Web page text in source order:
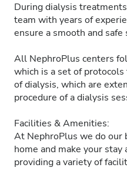
During dialysis
team with years of
ensure a smooth and safe
All NephroPlus centers
which is a set of
of dialysis, which are
procedure of a dialysis
Facilities & Amenities:
At NephroPlus we do our
home and make your
providing a variety of